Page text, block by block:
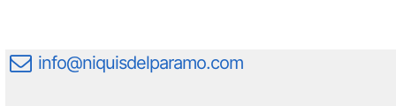
info@niquisdelparamo.com